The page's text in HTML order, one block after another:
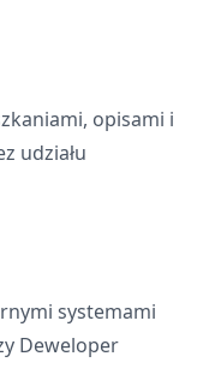
opisami i
udziału
systemami
Deweloper